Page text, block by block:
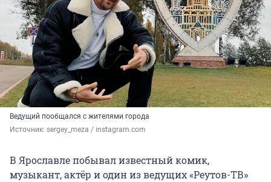
Ведущий пообщался с жителями города
Источник: sergey_meza / instagram.com
В Ярославле побывал известный комик,
музыкант, актёр и один из ведущих «Реутов-ТВ»